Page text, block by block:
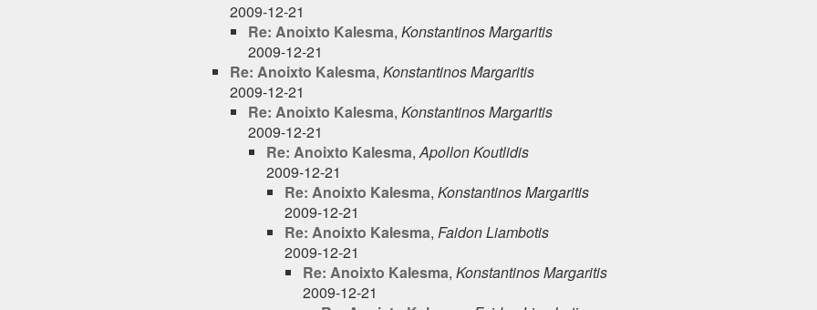
2009-12-21
Re: Anoixto Kalesma, Konstantinos Margaritis
2009-12-21
Re: Anoixto Kalesma, Konstantinos Margaritis
2009-12-21
Re: Anoixto Kalesma, Konstantinos Margaritis
2009-12-21
Re: Anoixto Kalesma,Apollon Koutlidis
2009-12-21
Re: Anoixto Kalesma, Konstantinos Margaritis
2009-12-21
Re: Anoixto Kalesma, Faidon Liambotis
2009-12-21
Re: Anoixto Kalesma, Konstantinos Margaritis
2009-12-21